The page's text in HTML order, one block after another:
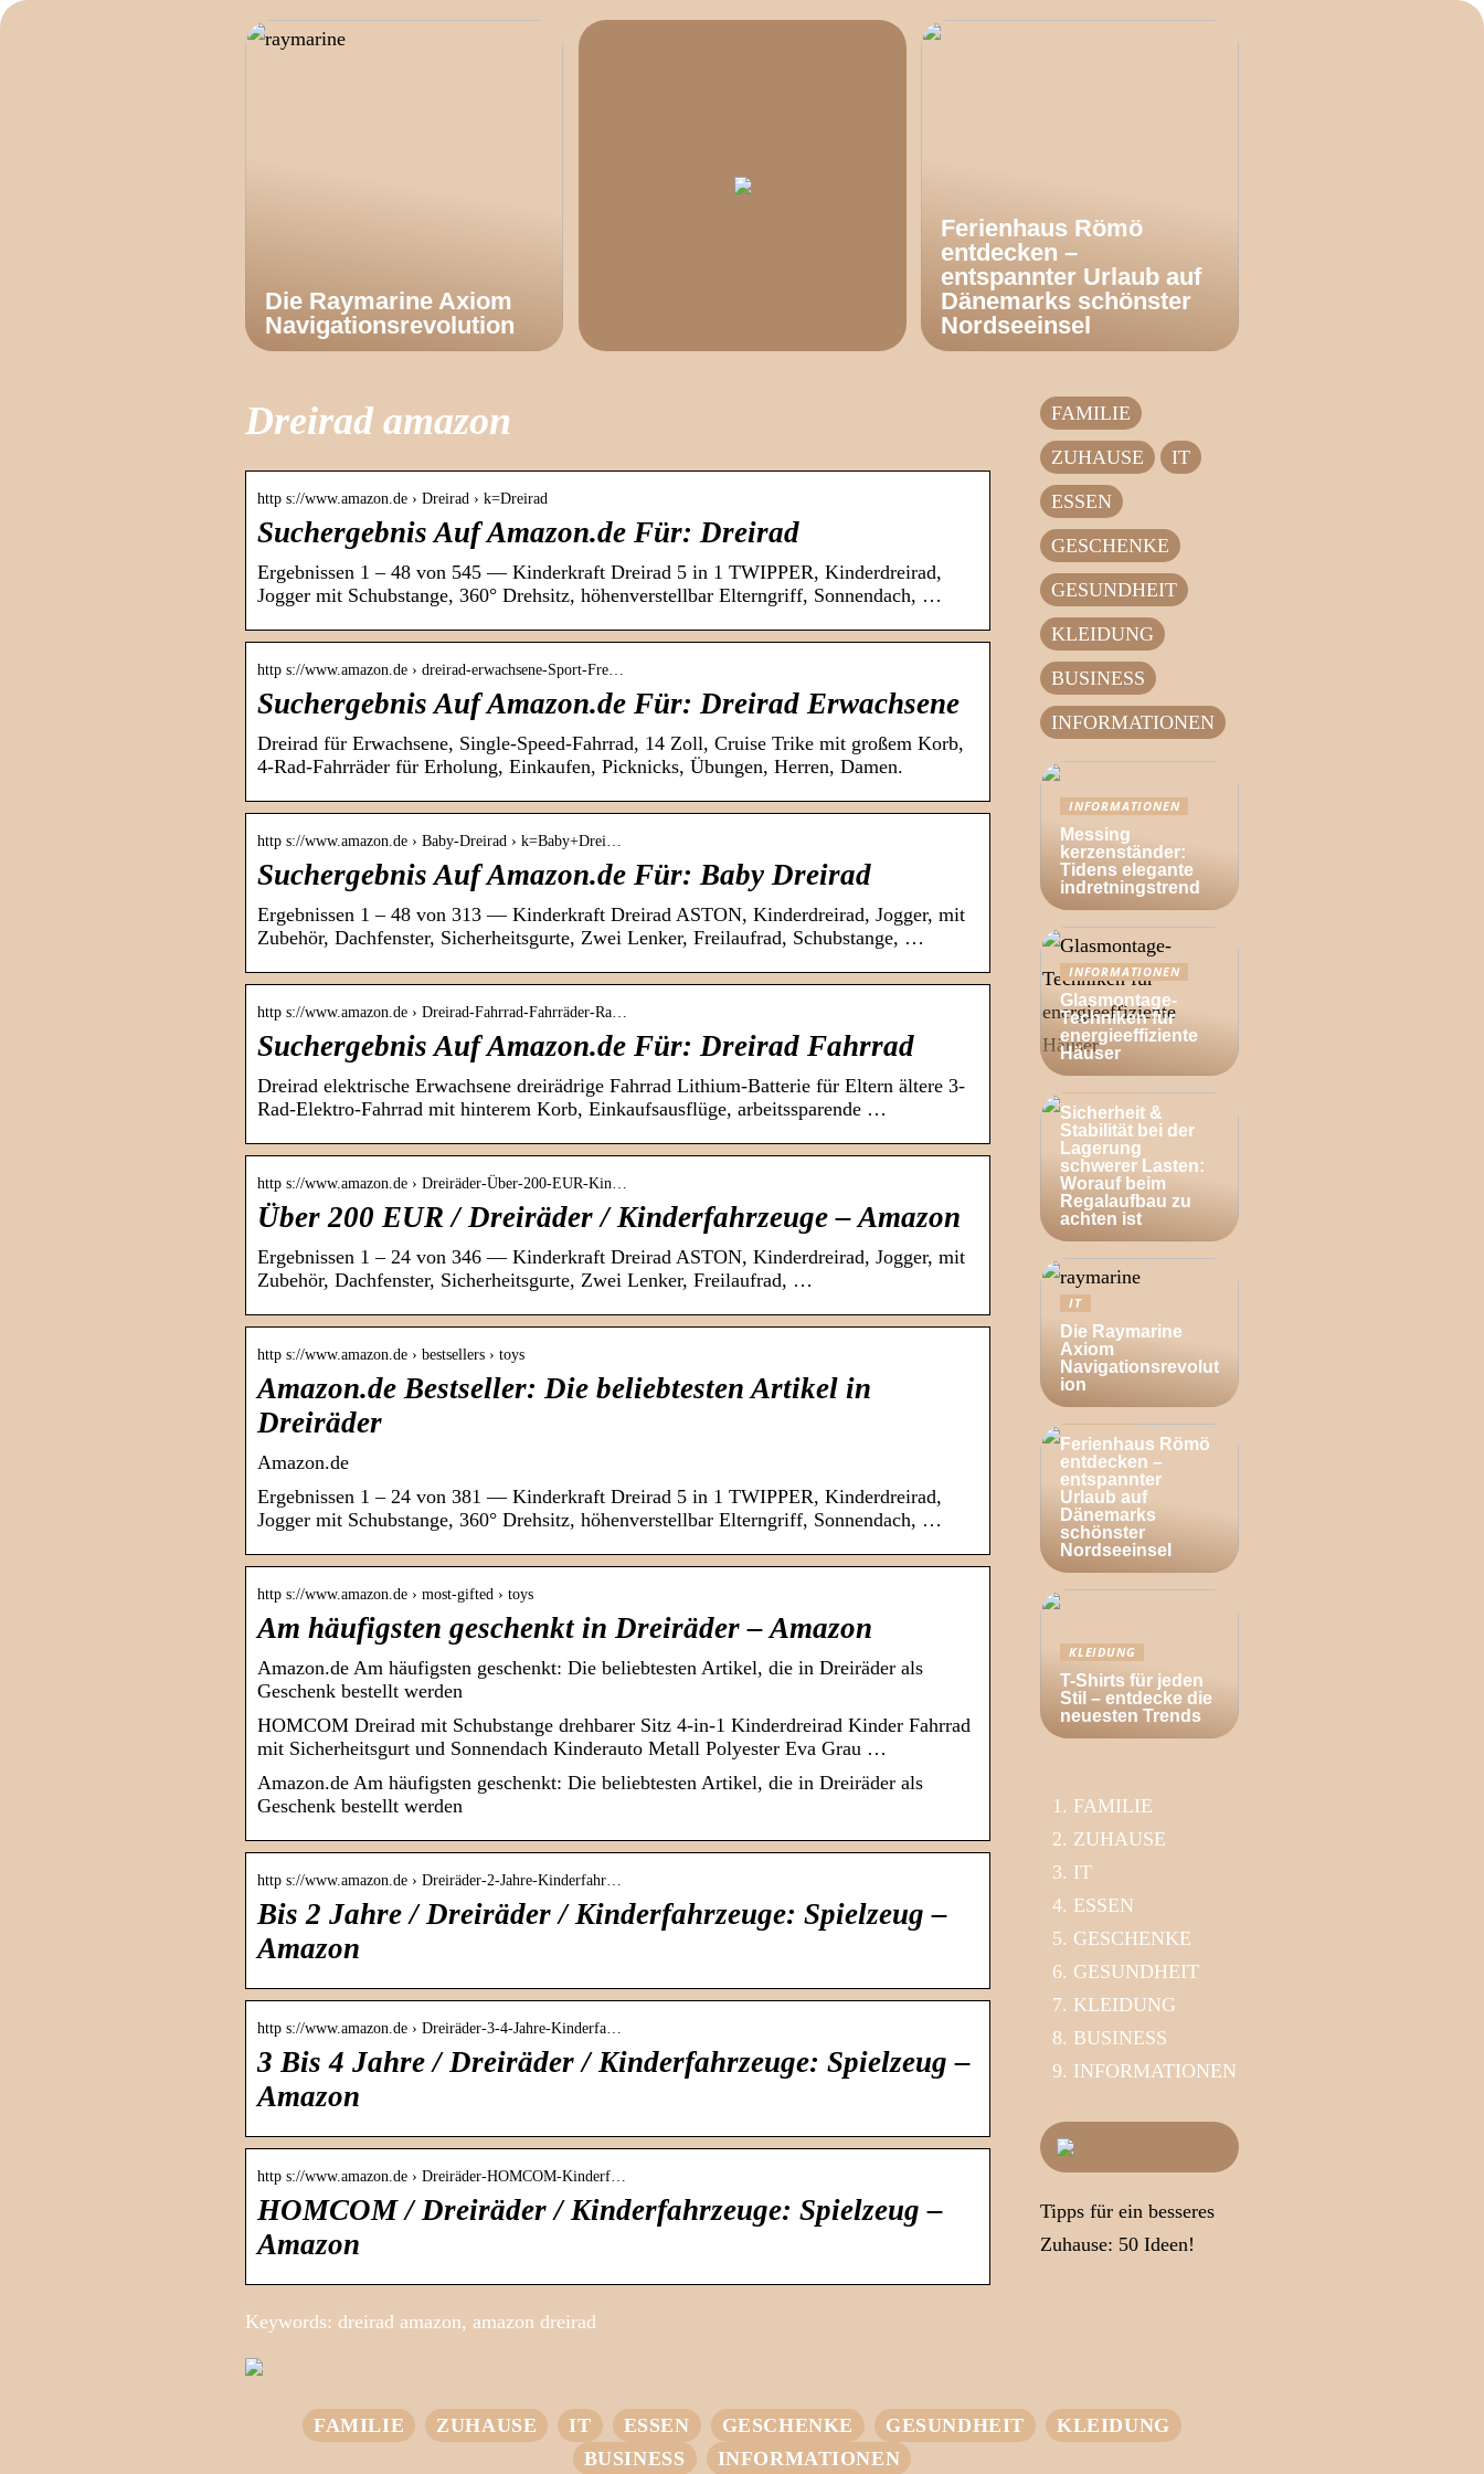
Die Raymarine Axiom
Navigationsrevolution
Ferienhaus Römö
entdecken –
entspannter Urlaub auf
Dänemarks schönster
Nordseeinsel
Dreirad amazon
http s://www.amazon.de › Dreirad › k=Dreirad
Suchergebnis Auf Amazon.de Für: Dreirad
Ergebnissen 1 – 48 von 545 — Kinderkraft Dreirad 5 in 1 TWIPPER, Kinderdreirad,
Jogger mit Schubstange, 360° Drehsitz, höhenverstellbar Elterngriff, Sonnendach, …
http s://www.amazon.de › dreirad-erwachsene-Sport-Fre…
Suchergebnis Auf Amazon.de Für: Dreirad Erwachsene
Dreirad für Erwachsene, Single-Speed-Fahrrad, 14 Zoll, Cruise Trike mit großem Korb,
4-Rad-Fahrräder für Erholung, Einkaufen, Picknicks, Übungen, Herren, Damen.
http s://www.amazon.de › Baby-Dreirad › k=Baby+Drei…
Suchergebnis Auf Amazon.de Für: Baby Dreirad
Ergebnissen 1 – 48 von 313 — Kinderkraft Dreirad ASTON, Kinderdreirad, Jogger, mit
Zubehör, Dachfenster, Sicherheitsgurte, Zwei Lenker, Freilaufrad, Schubstange, …
http s://www.amazon.de › Dreirad-Fahrrad-Fahrräder-Ra…
Suchergebnis Auf Amazon.de Für: Dreirad Fahrrad
Dreirad elektrische Erwachsene dreirädrige Fahrrad Lithium-Batterie für Eltern ältere 3-
Rad-Elektro-Fahrrad mit hinterem Korb, Einkaufsausflüge, arbeitssparende …
http s://www.amazon.de › Dreiräder-Über-200-EUR-Kin…
Über 200 EUR / Dreiräder / Kinderfahrzeuge – Amazon
Ergebnissen 1 – 24 von 346 — Kinderkraft Dreirad ASTON, Kinderdreirad, Jogger, mit
Zubehör, Dachfenster, Sicherheitsgurte, Zwei Lenker, Freilaufrad, …
http s://www.amazon.de › bestsellers › toys
Amazon.de Bestseller: Die beliebtesten Artikel in
Dreiräder
Amazon.de
Ergebnissen 1 – 24 von 381 — Kinderkraft Dreirad 5 in 1 TWIPPER, Kinderdreirad,
Jogger mit Schubstange, 360° Drehsitz, höhenverstellbar Elterngriff, Sonnendach, …
http s://www.amazon.de › most-gifted › toys
Am häufigsten geschenkt in Dreiräder – Amazon
Amazon.de Am häufigsten geschenkt: Die beliebtesten Artikel, die in Dreiräder als
Geschenk bestellt werden
HOMCOM Dreirad mit Schubstange drehbarer Sitz 4-in-1 Kinderdreirad Kinder Fahrrad
mit Sicherheitsgurt und Sonnendach Kinderauto Metall Polyester Eva Grau …
Amazon.de Am häufigsten geschenkt: Die beliebtesten Artikel, die in Dreiräder als
Geschenk bestellt werden
http s://www.amazon.de › Dreiräder-2-Jahre-Kinderfahr…
Bis 2 Jahre / Dreiräder / Kinderfahrzeuge: Spielzeug –
Amazon
http s://www.amazon.de › Dreiräder-3-4-Jahre-Kinderfa…
3 Bis 4 Jahre / Dreiräder / Kinderfahrzeuge: Spielzeug –
Amazon
http s://www.amazon.de › Dreiräder-HOMCOM-Kinderf…
HOMCOM / Dreiräder / Kinderfahrzeuge: Spielzeug –
Amazon
Keywords: dreirad amazon, amazon dreirad
FAMILIE
ZUHAUSE
IT
ESSEN
GESCHENKE
GESUNDHEIT
KLEIDUNG
BUSINESS
INFORMATIONEN
INFORMATIONEN
Messing
kerzenständer:
Tidens elegante
indretningstrend
INFORMATIONEN
Glasmontage-
Techniken für
energieeffiziente
Häuser
Sicherheit &
Stabilität bei der
Lagerung
schwerer Lasten:
Worauf beim
Regalaufbau zu
achten ist
IT
Die Raymarine
Axiom
Navigationsrevolut
ion
Ferienhaus Römö
entdecken –
entspannter
Urlaub auf
Dänemarks
schönster
Nordseeinsel
KLEIDUNG
T-Shirts für jeden
Stil – entdecke die
neuesten Trends
FAMILIE
ZUHAUSE
IT
ESSEN
GESCHENKE
GESUNDHEIT
KLEIDUNG
BUSINESS
INFORMATIONEN
Tipps für ein besseres
Zuhause: 50 Ideen!
FAMILIE ZUHAUSE IT ESSEN GESCHENKE GESUNDHEIT
KLEIDUNG
BUSINESS
INFORMATIONEN
Das Geheimnis